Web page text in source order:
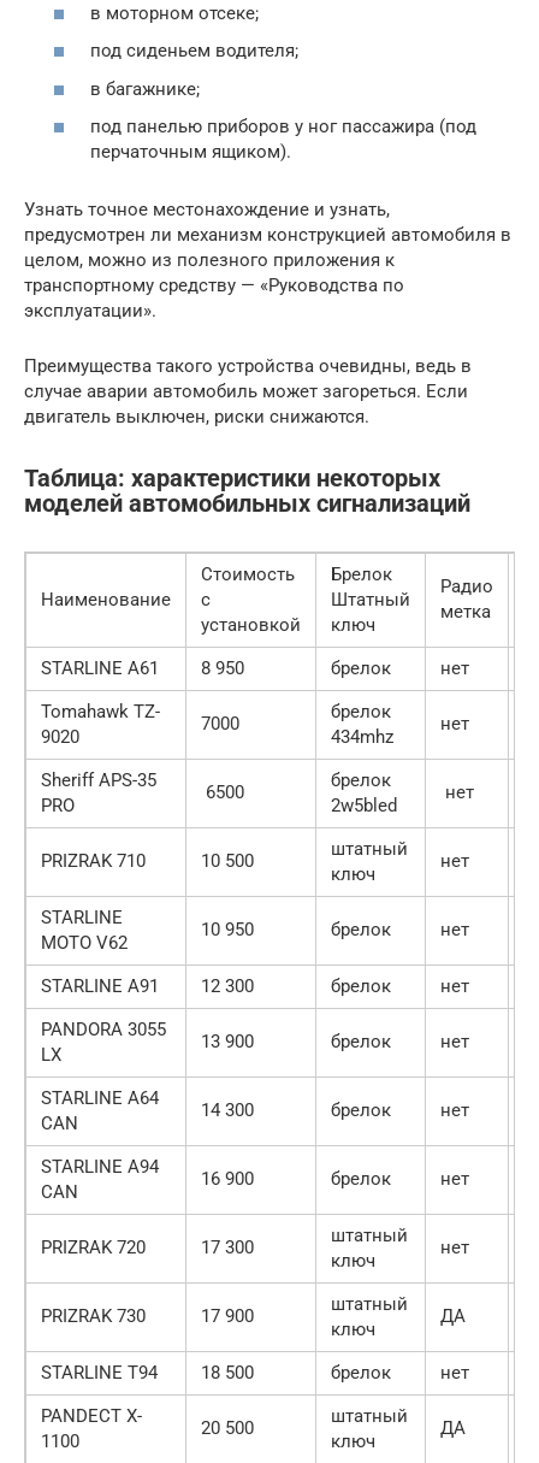
в моторном отсеке;
под сиденьем водителя;
в багажнике;
под панелью приборов у ног пассажира (под
перчаточным ящиком).
Узнать точное местонахождение и узнать,
предусмотрен ли механизм конструкцией автомобиля в
целом, можно из полезного приложения к
транспортному средству — «Руководства по
эксплуатации».
Преимущества такого устройства очевидны, ведь в
случае аварии автомобиль может загореться. Если
двигатель выключен, риски снижаются.
Таблица: характеристики некоторых
моделей автомобильных сигнализаций
Наименование
Стоимость
с
установкой
Брелок
Штатный
ключ
Радио
метка
STARLINE A61 8 950 брелок нет
Tomahawk TZ-
9020
7000
брелок
434mhz
нет
Sheriff APS-35
PRO
6500
брелок
2w5bled
нет
PRIZRAK 710 10 500
штатный
ключ
нет
STARLINE
MOTO V62
10 950 брелок нет
STARLINE A91 12 300 брелок нет
PANDORA 3055
LX
13 900 брелок нет
STARLINE A64
CAN
14 300 брелок нет
STARLINE A94
CAN
16 900 брелок нет
PRIZRAK 720 17 300
штатный
ключ
нет
PRIZRAK 730 17 900
штатный
ключ
ДА
STARLINE T94 18 500 брелок нет
PANDECT X-
1100
20 500
штатный
ключ
ДА